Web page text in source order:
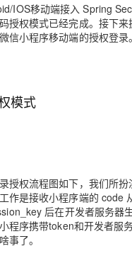
IOS移动端接入 Spring
授权模式已经完成。接下
信小程序移动端的授权登录。
模式
授权流程图如下，我们所
作是接收小程序端的 code
后在开发者服务器
程序携带token和开发者服
事了。